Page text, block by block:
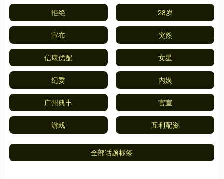
拒绝 28岁
宣布 突然
信康优配 女星
纪委 内娱
广州典丰 官宣
游戏 互利配资
全部话题标签